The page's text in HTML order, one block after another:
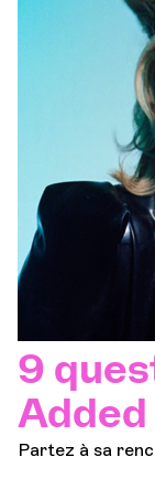
9
Added
Partez à sa